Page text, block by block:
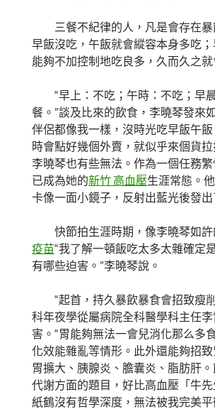
三餐不紀律的人，凡是會存在
早飯沒吃，午飯就會縱容本身多吃
能夠不加控制地吃良多，久而久之
“早上：不吃；午時：不吃；早
餐。”談及比來的飲食，李曉琴發來
伴侶都像我一樣，沒時光吃早飯午
時會點好幾個外賣，就似乎來個貨
李曉琴也有些無法。作為一個任務
已成為她的新竹 高血壓生涯常態。
卡像一面小鏡子，反射出藍光後發
快節拍生涯時期，像李曉琴如
疫苗“我了解一頓飯吃太多太雜確定
有哪些迫害。”李曉琴說。
“起首，持久暴飲暴食會招致瘦
科年夜學從屬病院全科醫學科主任
害。“胃能夠無法一會兒消化那么多
化效能雜亂等情形。此外還能夠招
胃擴大、胰腺炎、膽囊炎、脂肪肝
代謝方面的題目，好比高血壓「牛
紙鶴沒有哲學深度，無法被我完美